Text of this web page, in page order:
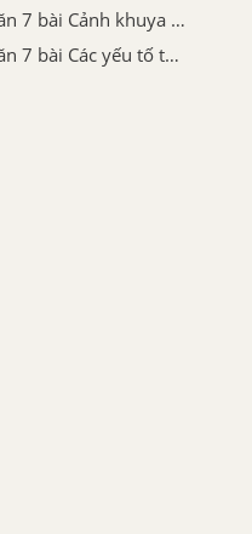
Giải VBT ngữ văn 7 bài Cảnh khuya - Rằm tháng giêng
Giải VBT ngữ văn 7 bài Các yếu tố tự sự, miêu tả trong văn bản biểu cảm